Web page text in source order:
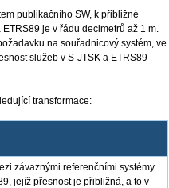
publikačního SW, k přibližné
je v řádu decimetrů až 1 m.
na souřadnicový systém, ve
služeb v S-JTSK a ETRS89-
transformace:
závaznými referenčními systémy
jejíž přesnost je přibližná, a to v